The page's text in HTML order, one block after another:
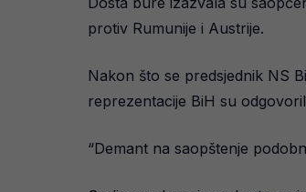
protiv Rumunije i Austrije.
Nakon što se predsjednik NS
reprezentacije BiH su
“Demant na saopštenje